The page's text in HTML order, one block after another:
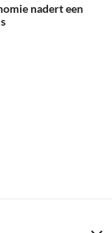
nadert een